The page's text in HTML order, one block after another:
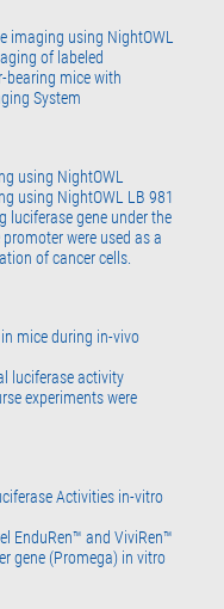
imaging using NightOWL
of labeled
bearing mice with
System
using NightOWL
using NightOWL LB 981
luciferase gene under the
were used as a
of cancer cells.
mice during in-vivo
luciferase activity
experiments were
Activities in-vitro
EnduRen™ and ViviRen™
gene (Promega) in vitro